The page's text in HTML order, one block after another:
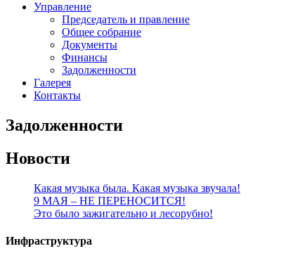
Управление
Председатель и правление
Общее собрание
Документы
Финансы
Задолженности
Галерея
Контакты
Задолженности
Новости
Какая музыка была. Какая музыка звучала!
9 МАЯ – НЕ ПЕРЕНОСИТСЯ!
Это было зажигательно и лесорубно!
Инфраструктура